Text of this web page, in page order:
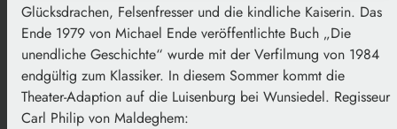
Glücksdrachen, Felsenfresser und die kindliche Kaiserin. Das
Ende 1979 von Michael Ende veröffentlichte Buch „Die
unendliche Geschichte“ wurde mit der Verfilmung von 1984
endgültig zum Klassiker. In diesem Sommer kommt die
Theater-Adaption auf die Luisenburg bei Wunsiedel. Regisseur
Carl Philip von Maldeghem: